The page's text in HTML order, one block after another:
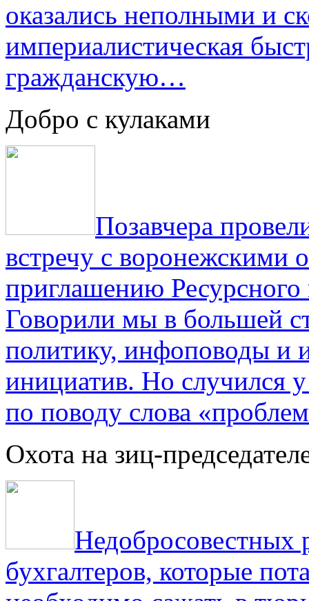
оказались неполными и
империалистическая
гражданскую…
Добро с кулаками
Позавчера
встречу с воронежскими
приглашению
Говорили мы в большей
политику, инфоповоды
инициатив. Но случился
по поводу слова
Охота на зиц-
Недобросовестных
бухгалтеров, которые